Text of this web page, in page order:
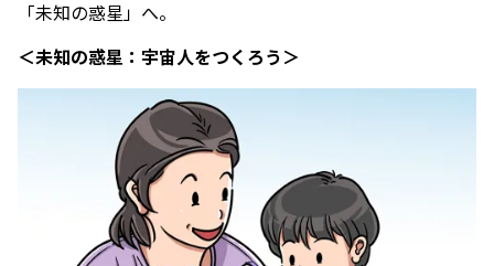
「未知の惑星」へ。
＜未知の惑星：宇宙人をつくろう＞